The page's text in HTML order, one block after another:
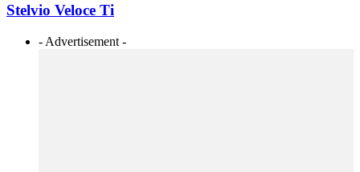
Stelvio Veloce Ti
- Advertisement -